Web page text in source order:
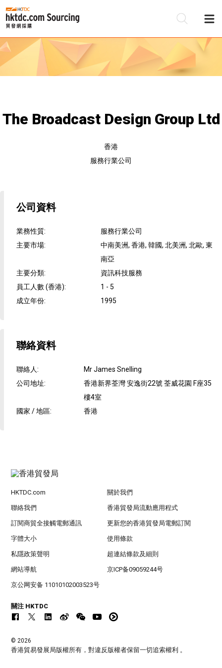
The Broadcast Design Group Ltd
香港
服務行業公司
公司資料
業務性質:
服務行業公司
主要市場:
中南美洲, 香港, 韓國, 北美洲, 北歐, 東
南亞
主要分類:
資訊科技服務
員工人數 (香港):
1 - 5
成立年份: 1995
聯絡資料
聯絡人:
Mr James Snelling
公司地址:
香港新界荃灣 安逸街22號 荃威花園 F座35
樓4室
國家 / 地區: 香港
HKTDC.com 關於我們
聯絡我們 香港貿發局流動應用程式
訂閱商貿全接觸電郵通訊 更新您的香港貿發局電郵訂閱
字體大小 使用條款
私隱政策聲明 超連結條款及細則
網站導航 京ICP备09059244号
京公网安备 11010102003523号
關注 HKTDC
© 2026
香港貿易發展局版權所有，對違反版權者保留一切追索權利 。